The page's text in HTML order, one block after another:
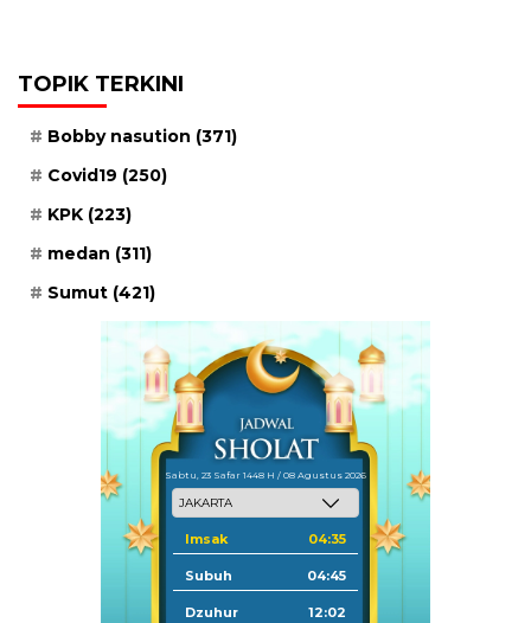
TOPIK TERKINI
Bobby nasution (371)
Covid19 (250)
KPK (223)
medan (311)
Sumut (421)
Sabtu, 23 Safar 1448 H / 08 Agustus 2026
Imsak 04:35
Subuh 04:45
Dzuhur 12:02